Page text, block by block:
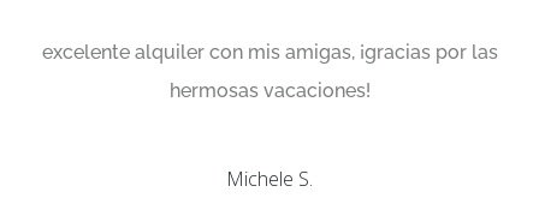
excelente alquiler con mis amigas, ¡gracias por las
hermosas vacaciones!
Michele S.